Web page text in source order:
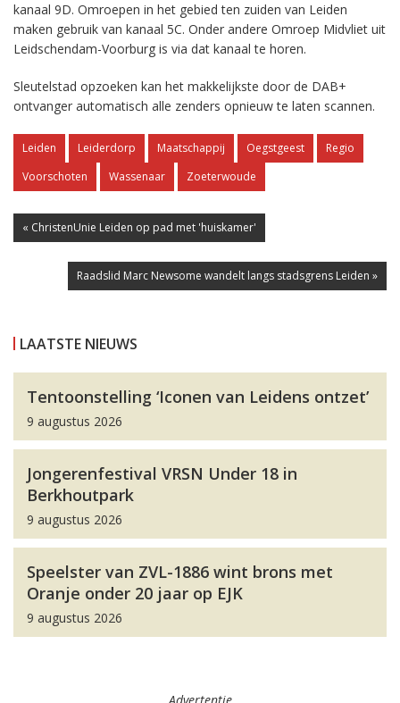
kanaal 9D. Omroepen in het gebied ten zuiden van Leiden
maken gebruik van kanaal 5C. Onder andere Omroep Midvliet uit
Leidschendam-Voorburg is via dat kanaal te horen.
Sleutelstad opzoeken kan het makkelijkste door de DAB+
ontvanger automatisch alle zenders opnieuw te laten scannen.
Leiden Leiderdorp Maatschappij Oegstgeest
Regio
Voorschoten
Wassenaar Zoeterwoude
« ChristenUnie Leiden op pad met 'huiskamer'
Raadslid Marc Newsome wandelt langs stadsgrens Leiden »
LAATSTE NIEUWS
Tentoonstelling ‘Iconen van Leidens ontzet’
9 augustus 2026
Jongerenfestival VRSN Under 18 in
Berkhoutpark
9 augustus 2026
Speelster van ZVL-1886 wint brons met
Oranje onder 20 jaar op EJK
9 augustus 2026